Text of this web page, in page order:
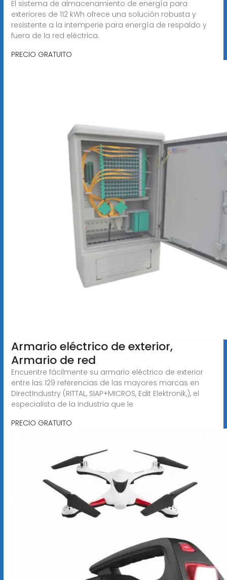
El sistema de almacenamiento de energía para
exteriores de 112 kWh ofrece una solución robusta y
resistente a la intemperie para energía de respaldo y
fuera de la red eléctrica.
PRECIO GRATUITO
Armario eléctrico de exterior,
Armario de red
Encuentre fácilmente su armario eléctrico de exterior
entre las 129 referencias de las mayores marcas en
DirectIndustry (RITTAL, SIAP+MICROS, Edit Elektronik,), el
especialista de la industria que le
PRECIO GRATUITO